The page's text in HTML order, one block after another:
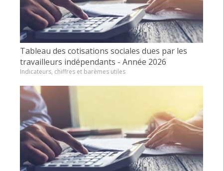
Tableau des cotisations sociales dues par les
travailleurs indépendants - Année 2026
Indicateurs, chiffres et barèmes utiles